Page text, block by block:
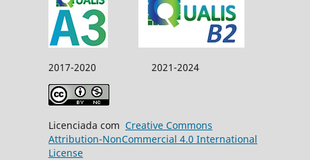
2017-2020 2021-2024
Licenciada com Creative Commons
Attribution-NonCommercial 4.0 International
License